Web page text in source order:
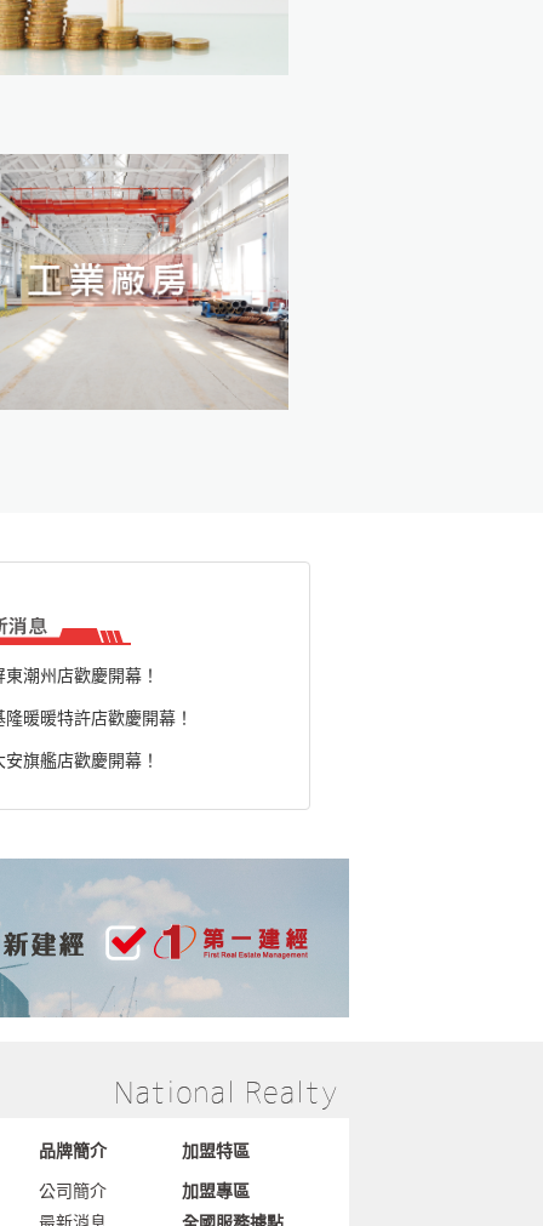
東潮州店歡慶開幕！
隆暖暖特許店歡慶開幕！
安旗艦店歡慶開幕！
品牌簡介
公司簡介
加盟特區
加盟專區